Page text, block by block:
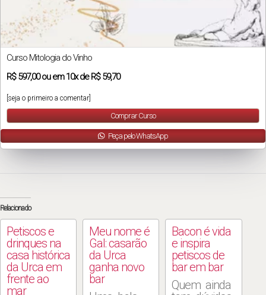
Curso Mitologia do Vinho
R$597,00ou em10xdeR$ 59,70
[seja o primeiro a comentar]
Comprar Curso
Peça pelo WhatsApp
Relacionado
Petiscos e
drinques na
casa histórica
da Urca em
frente ao
mar
Meu nome é
Gal: casarão
da Urca
ganha novo
bar
Bacon é vida
e inspira
petiscos de
bar em bar
Quem ainda